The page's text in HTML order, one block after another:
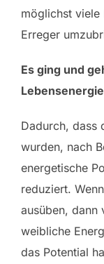
möglichst viele
Erreger
Es ging und
Dadurch, dass
wurden, nach
energetische
reduziert.
ausüben, dann
weibliche
das Potential